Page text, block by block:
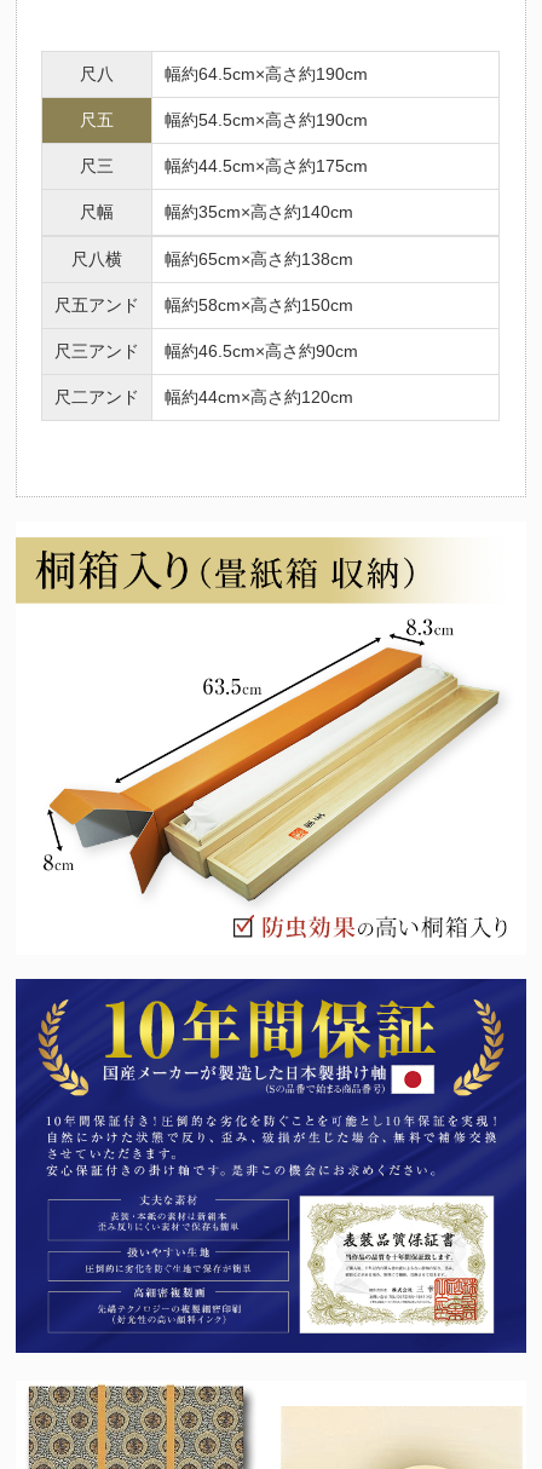
尺八 幅約64.5cm×高さ約190cm
尺五 幅約54.5cm×高さ約190cm
尺三 幅約44.5cm×高さ約175cm
尺幅 幅約35cm×高さ約140cm
尺八横 幅約65cm×高さ約138cm
尺五アンド 幅約58cm×高さ約150cm
尺三アンド 幅約46.5cm×高さ約90cm
尺二アンド 幅約44cm×高さ約120cm